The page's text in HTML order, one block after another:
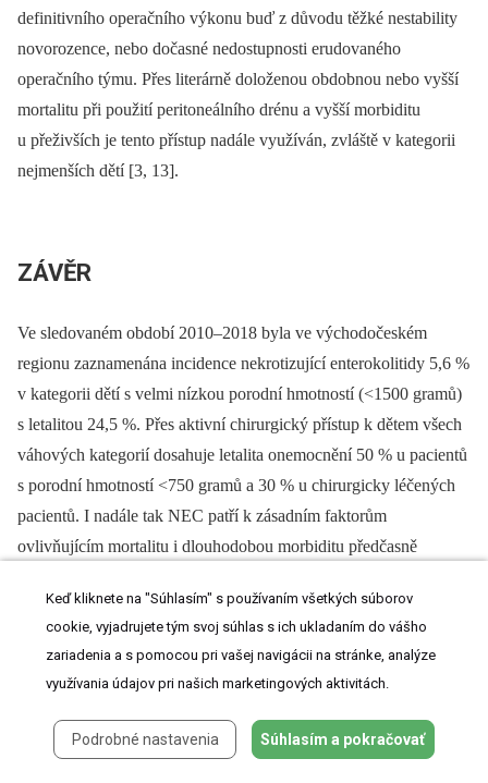
definitivního operačního výkonu buď z důvodu těžké nestability
novorozence, nebo dočasné nedostupnosti erudovaného
operačního týmu. Přes literárně doloženou obdobnou nebo vyšší
mortalitu při použití peritoneálního drénu a vyšší morbiditu
u přeživších je tento přístup nadále využíván, zvláště v kategorii
nejmenších dětí [3, 13].
ZÁVĚR
Ve sledovaném období 2010–2018 byla ve východočeském
regionu zaznamenána incidence nekrotizující enterokolitidy 5,6 %
v kategorii dětí s velmi nízkou porodní hmotností (<1500 gramů)
s letalitou 24,5 %. Přes aktivní chirurgický přístup k dětem všech
váhových kategorií dosahuje letalita onemocnění 50 % u pacientů
s porodní hmotností <750 gramů a 30 % u chirurgicky léčených
pacientů. I nadále tak NEC patří k zásadním faktorům
ovlivňujícím mortalitu i dlouhodobou morbiditu předčasně
výkonu zůstává skutečným ars medici v neonatologii. Přes
intenzivní výzkum a vývoj poznání v dané oblasti nedochází
k významnějšímu zlepšení výsledků péče.
Přednáška byla zařazena do programu XI. Východočeských
perinatologických dnů v Deštném v Orlických horách a
Keď kliknete na "Súhlasím" s používaním všetkých súborov
cookie, vyjadrujete tým svoj súhlas s ich ukladaním do vášho
zariadenia a s pomocou pri vašej navigácii na stránke, analýze
využívania údajov pri našich marketingových aktivitách.
Podrobné nastavenia Súhlasím a pokračovať